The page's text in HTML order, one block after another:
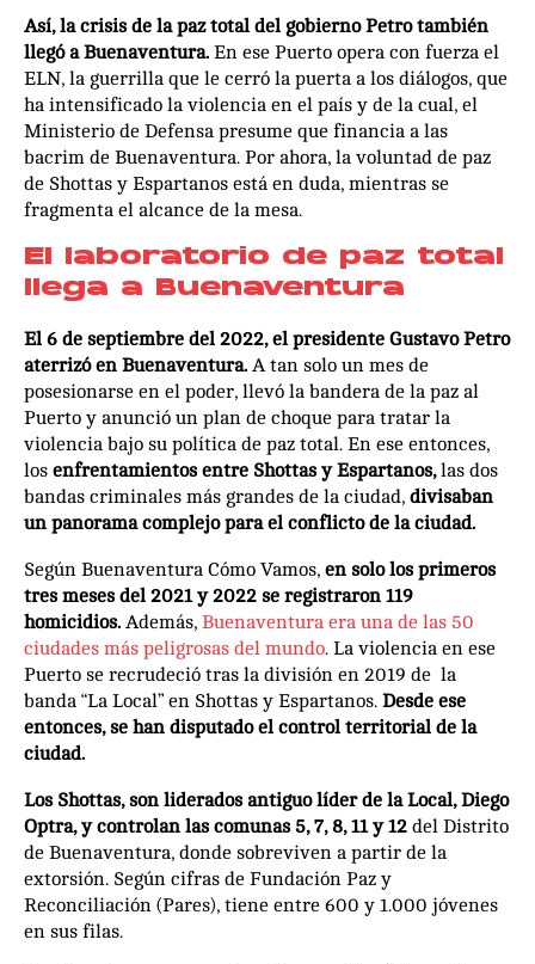
Así, la crisis de la paz total del gobierno Petro también
llegó a Buenaventura. En ese Puerto opera con fuerza el
ELN, la guerrilla que le cerró la puerta a los diálogos, que
ha intensificado la violencia en el país y de la cual, el
Ministerio de Defensa presume que financia a las
bacrim de Buenaventura. Por ahora, la voluntad de paz
de Shottas y Espartanos está en duda, mientras se
fragmenta el alcance de la mesa.
El laboratorio de paz total
llega a Buenaventura
El 6 de septiembre del 2022, el presidente Gustavo Petro
aterrizó en Buenaventura. A tan solo un mes de
posesionarse en el poder, llevó la bandera de la paz al
Puerto y anunció un plan de choque para tratar la
violencia bajo su política de paz total. En ese entonces,
los enfrentamientos entre Shottas y Espartanos,las dos
bandas criminales más grandes de la ciudad, divisaban
un panorama complejo para el conflicto de la ciudad.
Según Buenaventura Cómo Vamos, en solo los primeros
tres meses del 2021 y 2022 se registraron 119
homicidios. Además, Buenaventura era una de las 50
ciudades más peligrosas del mundo. La violencia en ese
Puerto se recrudeció tras la división en 2019 de la
banda “La Local” en Shottas y Espartanos. Desde ese
entonces, se han disputado el control territorial de la
ciudad.
Los Shottas, son liderados antiguo líder de la Local, Diego
Optra, y controlan las comunas 5, 7, 8, 11 y 12 del Distrito
de Buenaventura, donde sobreviven a partir de la
extorsión. Según cifras de Fundación Paz y
Reconciliación (Pares), tiene entre 600 y 1.000 jóvenes
en sus filas.